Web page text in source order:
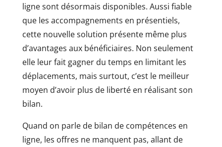
ligne sont désormais disponibles. Aussi fiable
que les accompagnements en présentiels,
cette nouvelle solution présente même plus
d’avantages aux bénéficiaires. Non seulement
elle leur fait gagner du temps en limitant les
déplacements, mais surtout, c’est le meilleur
moyen d’avoir plus de liberté en réalisant son
bilan.
Quand on parle de bilan de compétences en
ligne, les offres ne manquent pas, allant de